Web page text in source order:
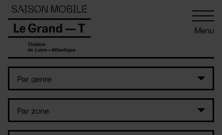
Menu
Panneau de gestion des cookies